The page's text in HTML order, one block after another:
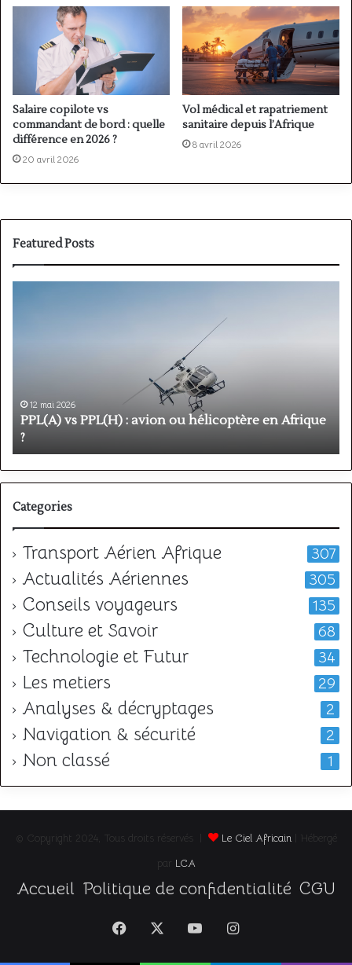
Salaire copilote vs
commandant de bord : quelle
différence en 2026 ?
20 avril 2026
Vol médical et rapatriement
sanitaire depuis l’Afrique
8 avril 2026
Featured Posts
PPL(A)
en
Afrique
12 mai 2026
PPL(A) vs PPL(H) : avion ou hélicoptère en Afrique
?
Categories
Transport Aérien Afrique 307
Actualités Aériennes 305
Conseils voyageurs 135
Culture et Savoir 68
Technologie et Futur 34
Les metiers 29
Analyses & décryptages 2
Navigation & sécurité 2
Non classé 1
© Copyright 2024, Tous droits réservés | Le Ciel Africain| Hébergé
par LCA
Accueil Politique de confidentialité CGU
Facebook YouTubeInstagram